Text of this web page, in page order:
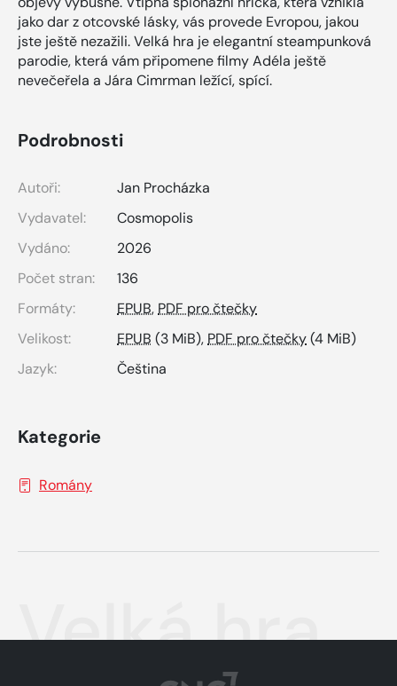
jako dar z otcovské lásky, vás provede Evropou, jakou
jste ještě nezažili. Velká hra je elegantní steampunková
parodie, která vám připomene filmy Adéla ještě
nevečeřela a Jára Cimrman ležící, spící.
Podrobnosti
Autoři:
Jan Procházka
Vydavatel:
Cosmopolis
Vydáno:
2026
Počet stran:
136
Formáty:
EPUB, PDF pro čtečky
Velikost:
EPUB (3 MiB), PDF pro čtečky(4 MiB)
Jazyk:
Čeština
Kategorie
Romány
Velká hra